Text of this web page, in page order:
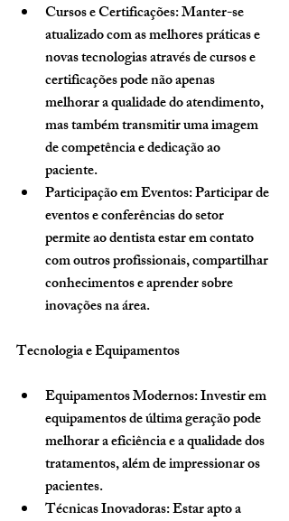
Cursos e Certificações: Manter-se
atualizado com as melhores práticas e
novas tecnologias através de cursos e
certificações pode não apenas
melhorar a qualidade do atendimento,
mas também transmitir uma imagem
de competência e dedicação ao
paciente.
Participação em Eventos: Participar de
eventos e conferências do setor
permite ao dentista estar em contato
com outros profissionais, compartilhar
conhecimentos e aprender sobre
inovações na área.
Tecnologia e Equipamentos
Equipamentos Modernos: Investir em
equipamentos de última geração pode
melhorar a eficiência e a qualidade dos
tratamentos, além de impressionar os
pacientes.
Técnicas Inovadoras: Estar apto a